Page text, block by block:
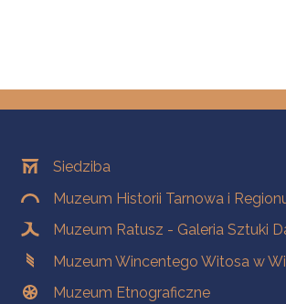
OddziałySiedziba
Muzeum Historii Tarnowa i
Muzeum Ratusz - Galeria Sztuki
Muzeum Wincentego Witosa w
Muzeum Etnograficzne